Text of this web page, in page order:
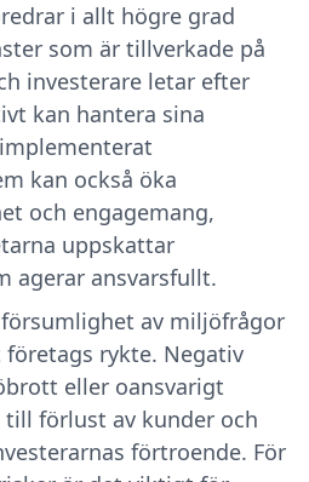
i allt högre grad
som är tillverkade på
investerare letar efter
kan hantera sina
kan också öka
och engagemang,
uppskattar
agerar ansvarsfullt.
av miljöfrågor
rykte. Negativ
eller oansvarigt
till förlust av kunder och
förtroende. För